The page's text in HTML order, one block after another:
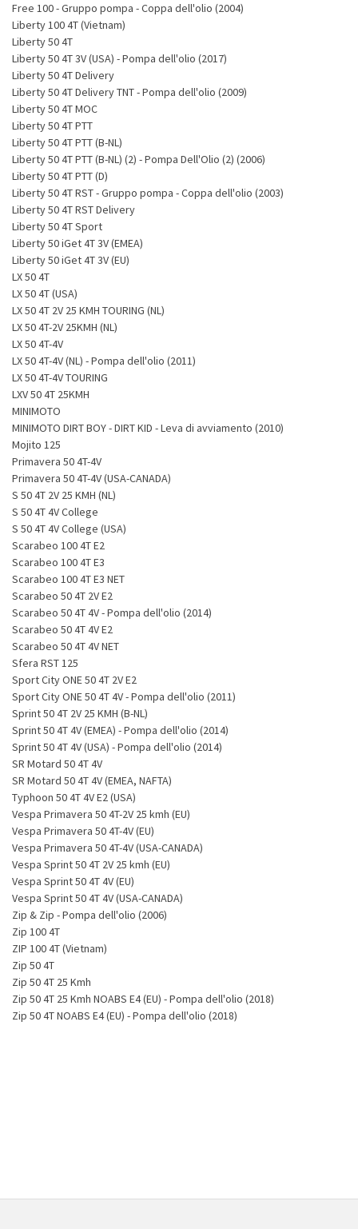
Free 100 - Gruppo pompa - Coppa dell'olio (2004)
Liberty 100 4T (Vietnam)
Liberty 50 4T
Liberty 50 4T 3V (USA) - Pompa dell'olio (2017)
Liberty 50 4T Delivery
Liberty 50 4T Delivery TNT - Pompa dell'olio (2009)
Liberty 50 4T MOC
Liberty 50 4T PTT
Liberty 50 4T PTT (B-NL)
Liberty 50 4T PTT (B-NL) (2) - Pompa Dell'Olio (2) (2006)
Liberty 50 4T PTT (D)
Liberty 50 4T RST - Gruppo pompa - Coppa dell'olio (2003)
Liberty 50 4T RST Delivery
Liberty 50 4T Sport
Liberty 50 iGet 4T 3V (EMEA)
Liberty 50 iGet 4T 3V (EU)
LX 50 4T
LX 50 4T (USA)
LX 50 4T 2V 25 KMH TOURING (NL)
LX 50 4T-2V 25KMH (NL)
LX 50 4T-4V
LX 50 4T-4V (NL) - Pompa dell'olio (2011)
LX 50 4T-4V TOURING
LXV 50 4T 25KMH
MINIMOTO
MINIMOTO DIRT BOY - DIRT KID - Leva di avviamento (2010)
Mojito 125
Primavera 50 4T-4V
Primavera 50 4T-4V (USA-CANADA)
S 50 4T 2V 25 KMH (NL)
S 50 4T 4V College
S 50 4T 4V College (USA)
Scarabeo 100 4T E2
Scarabeo 100 4T E3
Scarabeo 100 4T E3 NET
Scarabeo 50 4T 2V E2
Scarabeo 50 4T 4V - Pompa dell'olio (2014)
Scarabeo 50 4T 4V E2
Scarabeo 50 4T 4V NET
Sfera RST 125
Sport City ONE 50 4T 2V E2
Sport City ONE 50 4T 4V - Pompa dell'olio (2011)
Sprint 50 4T 2V 25 KMH (B-NL)
Sprint 50 4T 4V (EMEA) - Pompa dell'olio (2014)
Sprint 50 4T 4V (USA) - Pompa dell'olio (2014)
SR Motard 50 4T 4V
SR Motard 50 4T 4V (EMEA, NAFTA)
Typhoon 50 4T 4V E2 (USA)
Vespa Primavera 50 4T-2V 25 kmh (EU)
Vespa Primavera 50 4T-4V (EU)
Vespa Primavera 50 4T-4V (USA-CANADA)
Vespa Sprint 50 4T 2V 25 kmh (EU)
Vespa Sprint 50 4T 4V (EU)
Vespa Sprint 50 4T 4V (USA-CANADA)
Zip & Zip - Pompa dell'olio (2006)
Zip 100 4T
ZIP 100 4T (Vietnam)
Zip 50 4T
Zip 50 4T 25 Kmh
Zip 50 4T 25 Kmh NOABS E4 (EU) - Pompa dell'olio (2018)
Zip 50 4T NOABS E4 (EU) - Pompa dell'olio (2018)